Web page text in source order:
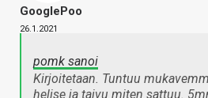
GooglePoo
26.1.2021
pomk sanoi
Kirjoitetaan. Tuntuu
helise ja taivu miten sattuu.